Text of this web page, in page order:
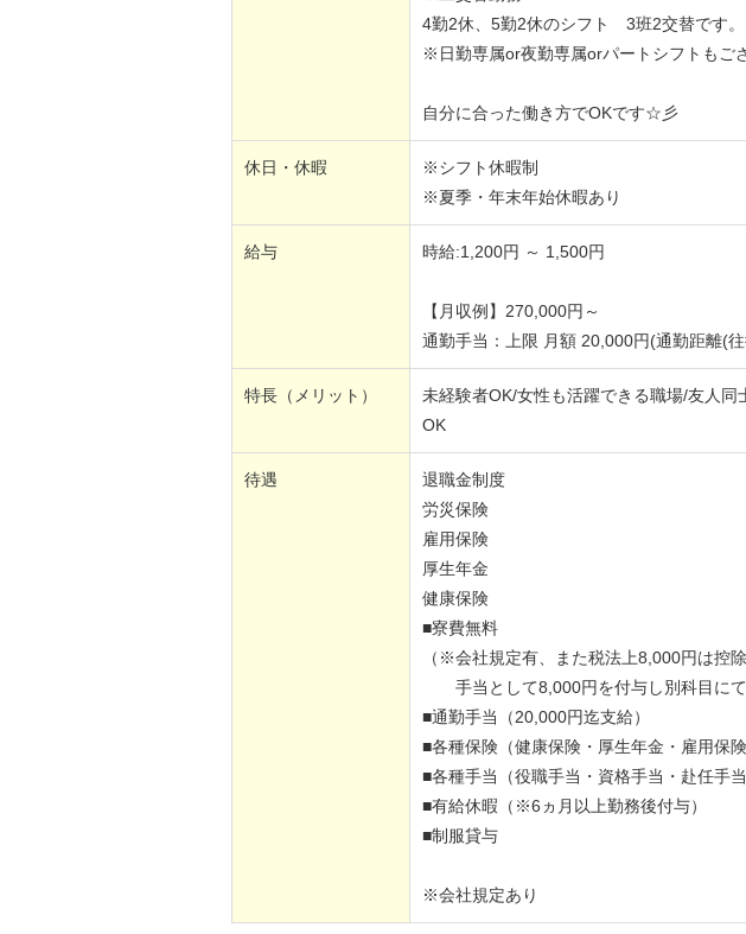
4勤2休、5勤2休のシフト 3班2交替です。
※日勤専属or夜勤専属orパートシフトもご
自分に合った働き方でOKです☆彡
休日・休暇
※シフト休暇制
※夏季・年末年始休暇あり
給与 時給:1,200円 ～ 1,500円
【月収例】270,000円～
通勤手当：上限 月額 20,000円(通勤距離(
特長（メリット）
未経験者OK/女性も活躍できる職場/友人
OK
待遇
退職金制度
労災保険
雇用保険
厚生年金
健康保険
■寮費無料
（※会社規定有、また税法上8,000円は控
手当として8,000円を付与し別科目にて
■通勤手当（20,000円迄支給）
■各種保険（健康保険・厚生年金・雇用保険
■各種手当（役職手当・資格手当・赴任手当
■有給休暇（※6ヵ月以上勤務後付与）
■制服貸与
※会社規定あり